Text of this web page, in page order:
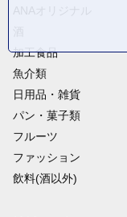
加工食品
魚介類
日用品・雑貨
パン・菓子類
フルーツ
ファッション
飲料(酒以外)